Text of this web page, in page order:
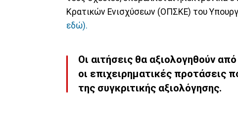
Κρατικών Ενισχύσεων (ΟΠΣΚΕ) του
εδώ).
Οι αιτήσεις θα αξιολογηθούν
οι επιχειρηματικές προτάσεις
της συγκριτικής αξιολόγησης.